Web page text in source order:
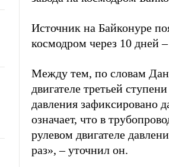
Источник на Байконуре
космодром через 10 дней–
Между тем, по словам
двигателе третьей
давления зафиксировано
означает, что в
рулевом двигателе
раз»,–уточнил он.